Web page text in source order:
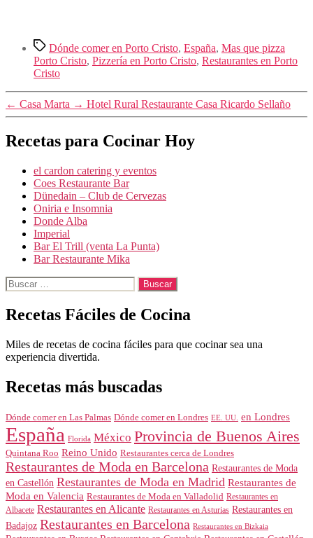
Etiquetas
Dónde comer en Porto Cristo, España, Mas que pizza
Porto Cristo, Pizzería en Porto Cristo, Restaurantes en Porto
Cristo
← Casa Marta → Hotel Rural Restaurante Casa Ricardo Sellaño
Recetas para Cocinar Hoy
el cardon catering y eventos
Coes Restaurante Bar
Dünedain – Club de Cervezas
Oniria e Insomnia
Donde Alba
Imperial
Bar El Trill (venta La Punta)
Bar Restaurante Mika
Buscar:
Recetas Fáciles de Cocina
Miles de recetas de cocina fáciles para que cocinar sea una
experiencia divertida.
Recetas más buscadas
Dónde comer en Las Palmas Dónde comer en Londres EE. UU. en Londres
España Florida México Provincia de Buenos Aires
Quintana Roo Reino Unido Restaurantes cerca de Londres
Restaurantes de Moda en Barcelona Restaurantes de Moda
en Castellón Restaurantes de Moda en Madrid Restaurantes de
Moda en Valencia Restaurantes de Moda en Valladolid Restaurantes en
Albacete Restaurantes en Alicante Restaurantes en Asturias Restaurantes en
Badajoz Restaurantes en Barcelona Restaurantes en Bizkaia